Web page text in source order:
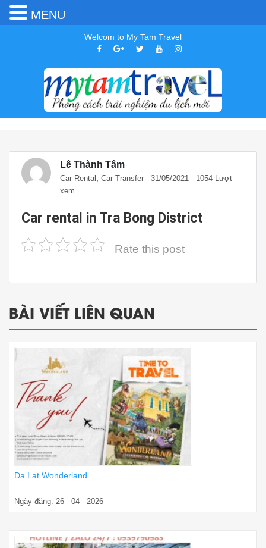
Welcom to My Tam Travel
Lê Thành Tâm
Car Rental Car Transfer - 31/05/2021 - 1054 Lượt
xem
Car rental in Tra Bong District
Rate this post
BÀI VIẾT LIÊN QUAN
Da Lat Wonderland
Ngày đăng: 26 - 04 - 2026
MENU